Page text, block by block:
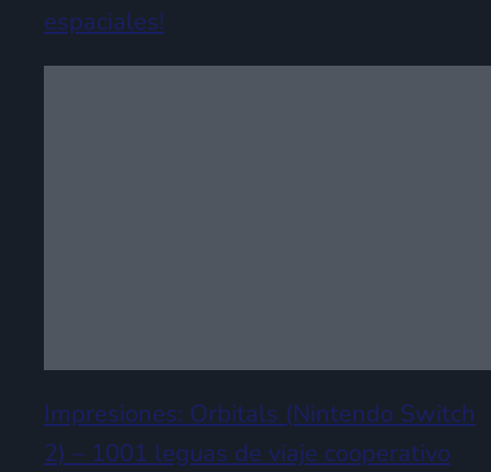
espaciales!
Impresiones: Orbitals (Nintendo Switch
2) – 1001 leguas de viaje cooperativo